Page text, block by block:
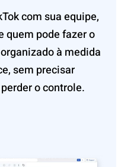
com sua equipe,
quem pode fazer o
à medida
sem precisar
o controle.